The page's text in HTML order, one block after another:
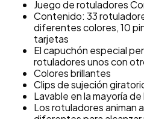
Juego de rotuladores
Contenido: 33
diferentes colores, 10
tarjetas
El capuchón especial
rotuladores unos con
Colores brillantes
Clips de sujeción
Lavable en la mayoría
Los rotuladores animan